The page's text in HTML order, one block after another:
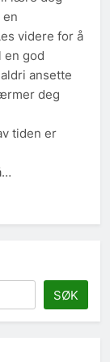
en
videre for å
god
ansette
deg
tiden er
SØK